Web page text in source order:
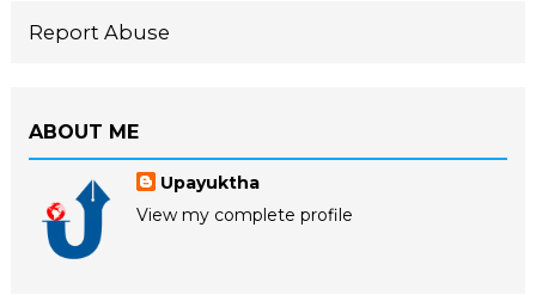
Report Abuse
ABOUT ME
Upayuktha
View my complete profile